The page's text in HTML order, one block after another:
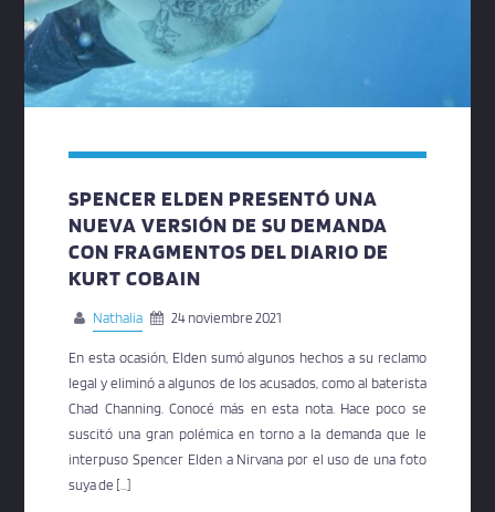
SPENCER ELDEN PRESENTÓ UNA
NUEVA VERSIÓN DE SU DEMANDA
CON FRAGMENTOS DEL DIARIO DE
KURT COBAIN
Nathalia 24 noviembre 2021
En esta ocasión, Elden sumó algunos hechos a su reclamo
legal y eliminó a algunos de los acusados, como al baterista
Chad Channing. Conocé más en esta nota. Hace poco se
suscitó una gran polémica en torno a la demanda que le
interpuso Spencer Elden a Nirvana por el uso de una foto
suya de […]